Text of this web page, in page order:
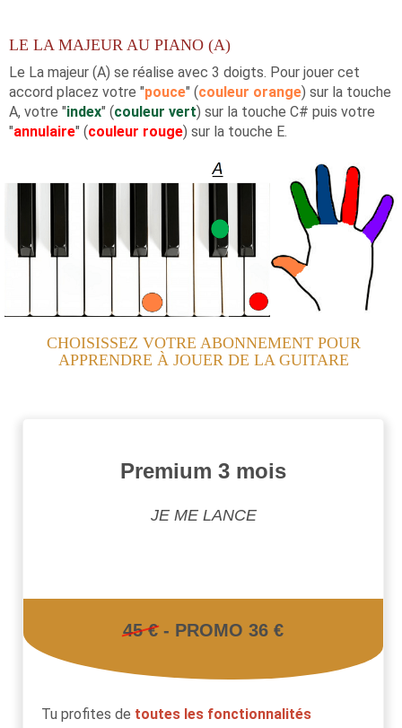
LE LA MAJEUR AU PIANO (A)
Le La majeur (A) se réalise avec 3 doigts. Pour jouer cet
accord placez votre "pouce" (couleur orange) sur la touche
A, votre "index" (couleur vert) sur la touche C# puis votre
"annulaire" (couleur rouge) sur la touche E.
CHOISISSEZ VOTRE ABONNEMENT POUR
APPRENDRE À JOUER DE LA GUITARE
Premium 3 mois
JE ME LANCE
45 €- PROMO 36 €
Tu profites de toutes les fonctionnalités